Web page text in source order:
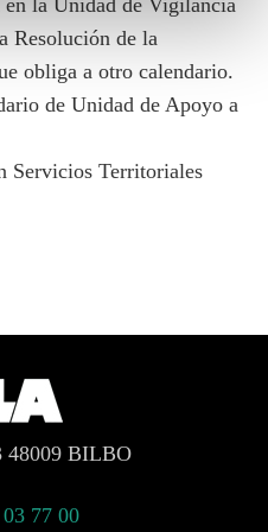
Resolución de la
obliga a otro calendario.
de Unidad de Apoyo a
Servicios Territoriales
48009 BILBO
77 00